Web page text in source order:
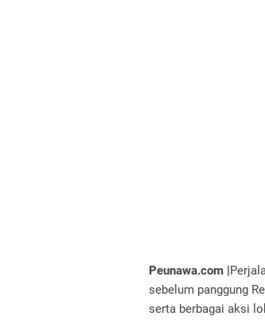
Peunawa.com |
sebelum panggung
serta berbagai aksi